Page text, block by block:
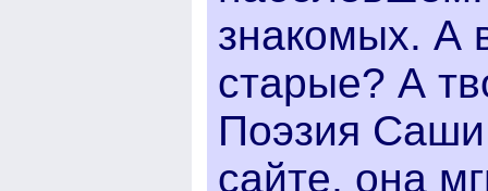
знакомых. А
старые? А
Поэзия
сайте, она